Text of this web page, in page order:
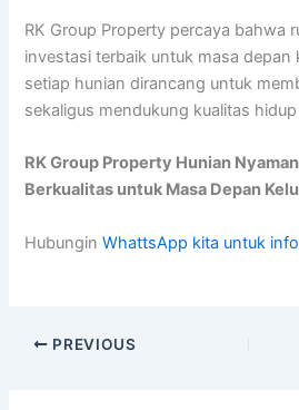
RK Group Property percaya bahwa
investasi terbaik untuk masa depan
setiap hunian dirancang untuk
sekaligus mendukung kualitas
RK Group Property Hunian
Berkualitas untuk Masa Depan
HubunginWhattsApp kita untuk
PREVIOUS